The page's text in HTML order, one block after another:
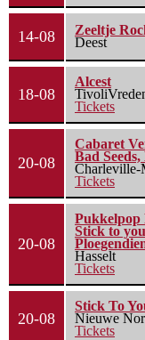
14-08
Zeeltje
Deest
18-08
Alcest
Tickets
20-08
Cabaret
Bad
Charleville-
Tickets
20-08
Pukkelpop
Stick to
Hasselt
Tickets
20-08
Stick To
Nieuwe
Tickets